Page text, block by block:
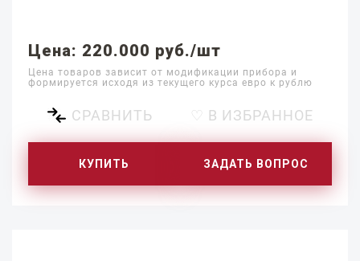
Цена: 220.000 руб./шт
Цена товаров зависит от модификации прибора и
формируется исходя из текущего курса евро к рублю
СРАВНИТЬ ♡ В ИЗБРАННОЕ
КУПИТЬ ЗАДАТЬ ВОПРОС